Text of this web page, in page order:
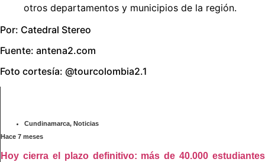
otros departamentos y municipios de la región.
Por: Catedral Stereo
Fuente: antena2.com
Foto cortesía: @tourcolombia2.1
Cundinamarca, Noticias
Hace 7 meses
Hoy cierra el plazo definitivo: más de 40.000 estudiantes